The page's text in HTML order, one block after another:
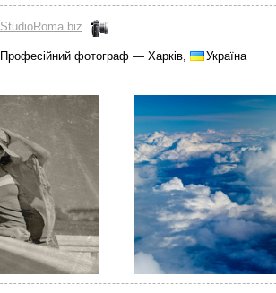
StudioRoma.biz
Професійний фотограф — Харків, Україна